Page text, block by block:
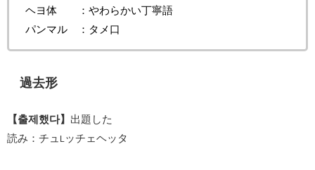
ヘヨ体 ：やわらかい丁寧語
パンマル ：タメ口
過去形
【출제했다】 出題した
読み：チュ
ッチェヘッタ